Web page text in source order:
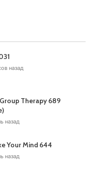
назад
Therapy 689
назад
Your Mind 644
назад